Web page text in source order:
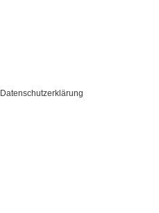
Datenschutzerklärung